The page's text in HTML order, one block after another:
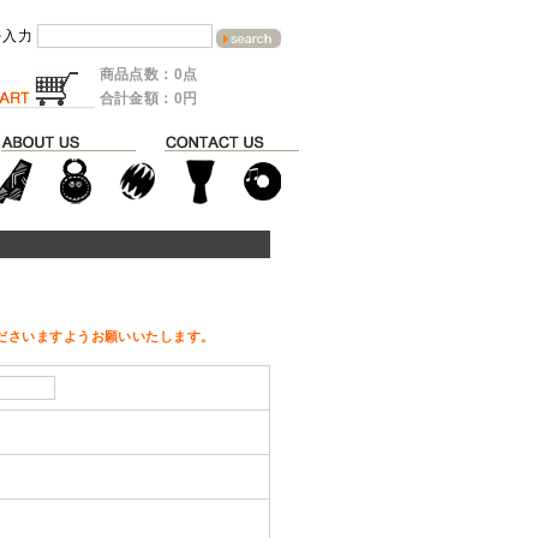
力
商品点数：0点
合計金額：0円
いますようお願いいたします。